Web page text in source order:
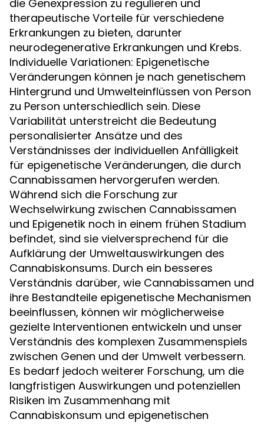
die Genexpression zu regulieren und
therapeutische Vorteile für verschiedene
Erkrankungen zu bieten, darunter
neurodegenerative Erkrankungen und Krebs.
Individuelle Variationen: Epigenetische
Veränderungen können je nach genetischem
Hintergrund und Umwelteinflüssen von Person
zu Person unterschiedlich sein. Diese
Variabilität unterstreicht die Bedeutung
personalisierter Ansätze und des
Verständnisses der individuellen Anfälligkeit
für epigenetische Veränderungen, die durch
Cannabissamen hervorgerufen werden.
Während sich die Forschung zur
Wechselwirkung zwischen Cannabissamen
und Epigenetik noch in einem frühen Stadium
befindet, sind sie vielversprechend für die
Aufklärung der Umweltauswirkungen des
Cannabiskonsums. Durch ein besseres
Verständnis darüber, wie Cannabissamen und
ihre Bestandteile epigenetische Mechanismen
beeinflussen, können wir möglicherweise
gezielte Interventionen entwickeln und unser
Verständnis des komplexen Zusammenspiels
zwischen Genen und der Umwelt verbessern.
Es bedarf jedoch weiterer Forschung, um die
langfristigen Auswirkungen und potenziellen
Risiken im Zusammenhang mit
Cannabiskonsum und epigenetischen